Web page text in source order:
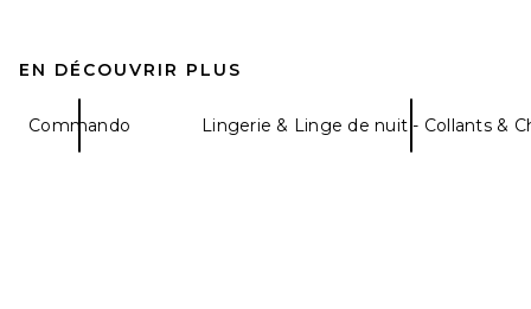
EN DÉCOUVRIR PLUS
Commando Lingerie & Linge de nuit - Collants &